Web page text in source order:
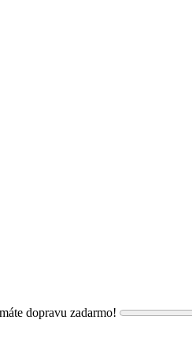
dopravu zadarmo!